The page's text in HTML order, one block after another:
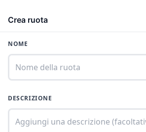
Crea ruota
NOME
DESCRIZIONE
Nuova